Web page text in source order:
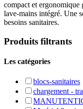
compact et ergonomique
lave-mains intégré. Une
besoins sanitaires.
Produits filtrants
Les catégories
blocs-sanitaires
chargement -